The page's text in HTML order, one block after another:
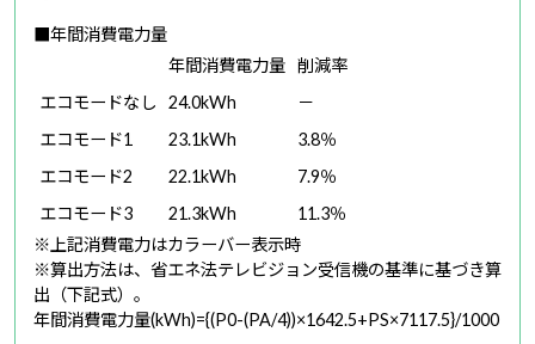
■年間消費電力量
年間消費電力量 削減率
エコモードなし
24.0kWh
－
エコモード1
23.1kWh
3.8％
エコモード2
22.1kWh
7.9％
エコモード3
21.3kWh
11.3％
※上記消費電力はカラーバー表示時
※算出方法は、省エネ法テレビジョン受信機の基準に基づき算
出（下記式）。
年間消費電力量(kWh)={(P0-(PA/4))×1642.5+PS×7117.5}/1000